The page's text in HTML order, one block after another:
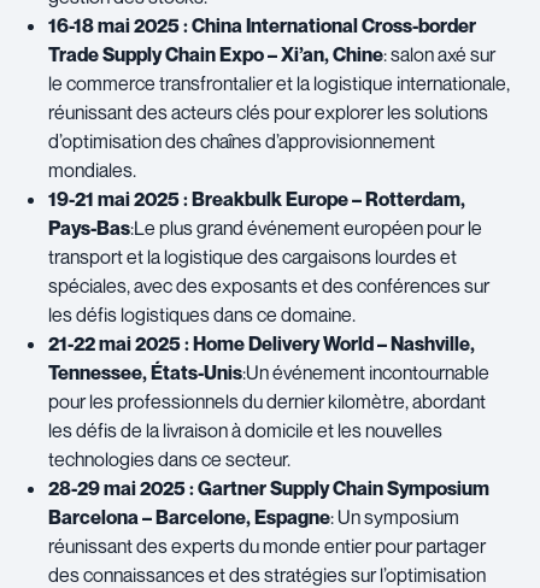
16-18 mai 2025 : China International Cross-border
Trade Supply Chain Expo – Xi’an, Chine: salon axé sur
le commerce transfrontalier et la logistique internationale,
réunissant des acteurs clés pour explorer les solutions
d’optimisation des chaînes d’approvisionnement
mondiales.
19-21 mai 2025 : Breakbulk Europe – Rotterdam,
Pays-Bas:Le plus grand événement européen pour le
transport et la logistique des cargaisons lourdes et
spéciales, avec des exposants et des conférences sur
les défis logistiques dans ce domaine.
21-22 mai 2025 : Home Delivery World – Nashville,
Tennessee, États-Unis:Un événement incontournable
pour les professionnels du dernier kilomètre, abordant
les défis de la livraison à domicile et les nouvelles
technologies dans ce secteur.
28-29 mai 2025 : Gartner Supply Chain Symposium
Barcelona – Barcelone, Espagne: Un symposium
réunissant des experts du monde entier pour partager
des connaissances et des stratégies sur l’optimisation